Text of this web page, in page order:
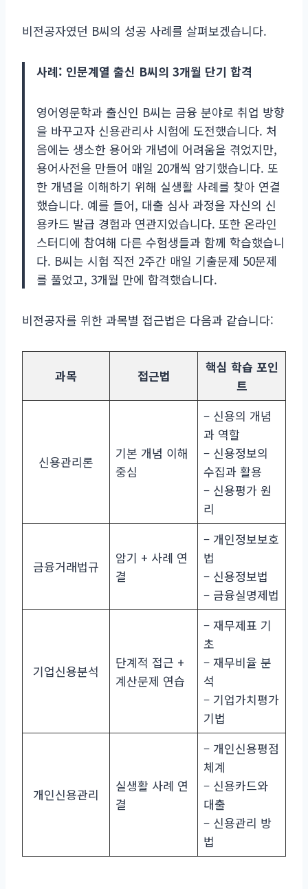
비전공자였던 B씨의 성공 사례를 살펴보겠습니다.
사례: 인문계열 출신 B씨의 3개월 단기 합격
영어영문학과 출신인 B씨는 금융 분야로 취업 방향
을 바꾸고자 신용관리사 시험에 도전했습니다. 처
음에는 생소한 용어와 개념에 어려움을 겪었지만,
용어사전을 만들어 매일 20개씩 암기했습니다. 또
한 개념을 이해하기 위해 실생활 사례를 찾아 연결
했습니다. 예를 들어, 대출 심사 과정을 자신의 신
용카드 발급 경험과 연관지었습니다. 또한 온라인
스터디에 참여해 다른 수험생들과 함께 학습했습니
다. B씨는 시험 직전 2주간 매일 기출문제 50문제
를 풀었고, 3개월 만에 합격했습니다.
비전공자를 위한 과목별 접근법은 다음과 같습니다:
과목 접근법
핵심 학습 포인
트
신용관리론
기본 개념 이해
중심
– 신용의 개념
과 역할
– 신용정보의
수집과 활용
– 신용평가 원
리
금융거래법규
암기 + 사례 연
결
– 개인정보보호
법
– 신용정보법
– 금융실명제법
기업신용분석
단계적 접근 +
계산문제 연습
– 재무제표 기
초
– 재무비율 분
석
– 기업가치평가
기법
개인신용관리
실생활 사례 연
결
– 개인신용평점
체계
– 신용카드와
대출
– 신용관리 방
법